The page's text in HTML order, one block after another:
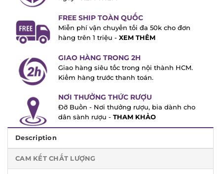
FREE SHIP TOÀN QUỐC
Miễn phí vận chuyển tối đa 50k cho đơn
hàng trên 1 triệu -
XEM THÊM
GIAO HÀNG TRONG 2H
Giao hàng siêu tốc trong nội thành HCM.
Kiểm hàng trước thanh toán.
NƠI THƯỞNG THỨC RƯỢU
Đỡ Buồn - Nơi thưởng rượu, bia dành cho
dân sành rượu -
THAM KHẢO
Description
CAM KẾT CHẤT LƯỢNG